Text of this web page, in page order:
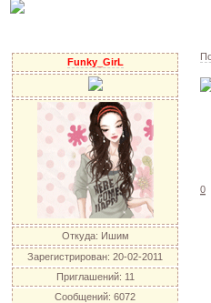
Funky_GirL
Откуда: Ишим
Зарегистрирован: 20-02-2011
Приглашений: 11
Сообщений: 6072
0